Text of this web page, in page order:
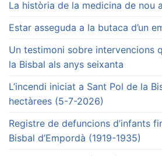
La història de la medicina de nou
Estar asseguda a la butaca d’un
Un testimoni sobre intervencions
la Bisbal als anys seixanta
L’incendi iniciat a Sant Pol de la
hectàrees (5-7-2026)
Registre de defuncions d’infants
Bisbal d’Empordà (1919-1935)